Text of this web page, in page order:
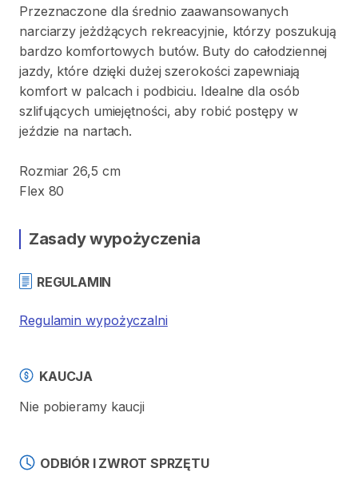
Przeznaczone dla średnio zaawansowanych
narciarzy jeżdżących rekreacyjnie​,​ którzy poszukują
bardzo komfortowych butów. Buty do całodziennej
jazdy​,​ które dzięki dużej szerokości zapewniają
komfort w palcach i podbiciu. Idealne dla osób
szlifujących umiejętności​,​ aby robić postępy w
jeździe na nartach.
Rozmiar 26​,​5 cm
Flex 80
Zasady wypożyczenia
REGULAMIN
Regulamin wypożyczalni
KAUCJA
Nie pobieramy kaucji
ODBIÓR I ZWROT SPRZĘTU